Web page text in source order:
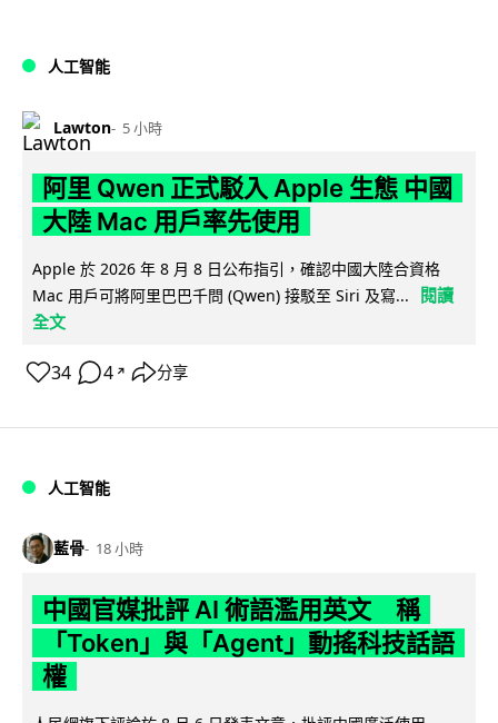
人工智能
Lawton 5 小時
阿里 Qwen 正式駁入 Apple 生態 中國
大陸 Mac 用戶率先使用
Apple 於 2026 年 8 月 8 日公布指引，確認中國大陸合資格
Mac 用戶可將阿里巴巴千問 (Qwen) 接駁至 Siri 及寫...
閱讀
全文
34 4 ↗ 分享
人工智能
藍骨 18 小時
中國官媒批評 AI 術語濫用英文 稱
「Token」與「Agent」動搖科技話語
權